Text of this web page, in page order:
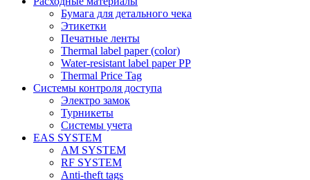
Бумага для детального чека
Этикетки
Печатные ленты
Thermal label paper (color)
Water-resistant label paper PP
Thermal Price Tag
Системы контроля доступа
Электро замок
Турникеты
Cистемы учета
EAS SYSTEM
AM SYSTEM
RF SYSTEM
Anti-theft tags